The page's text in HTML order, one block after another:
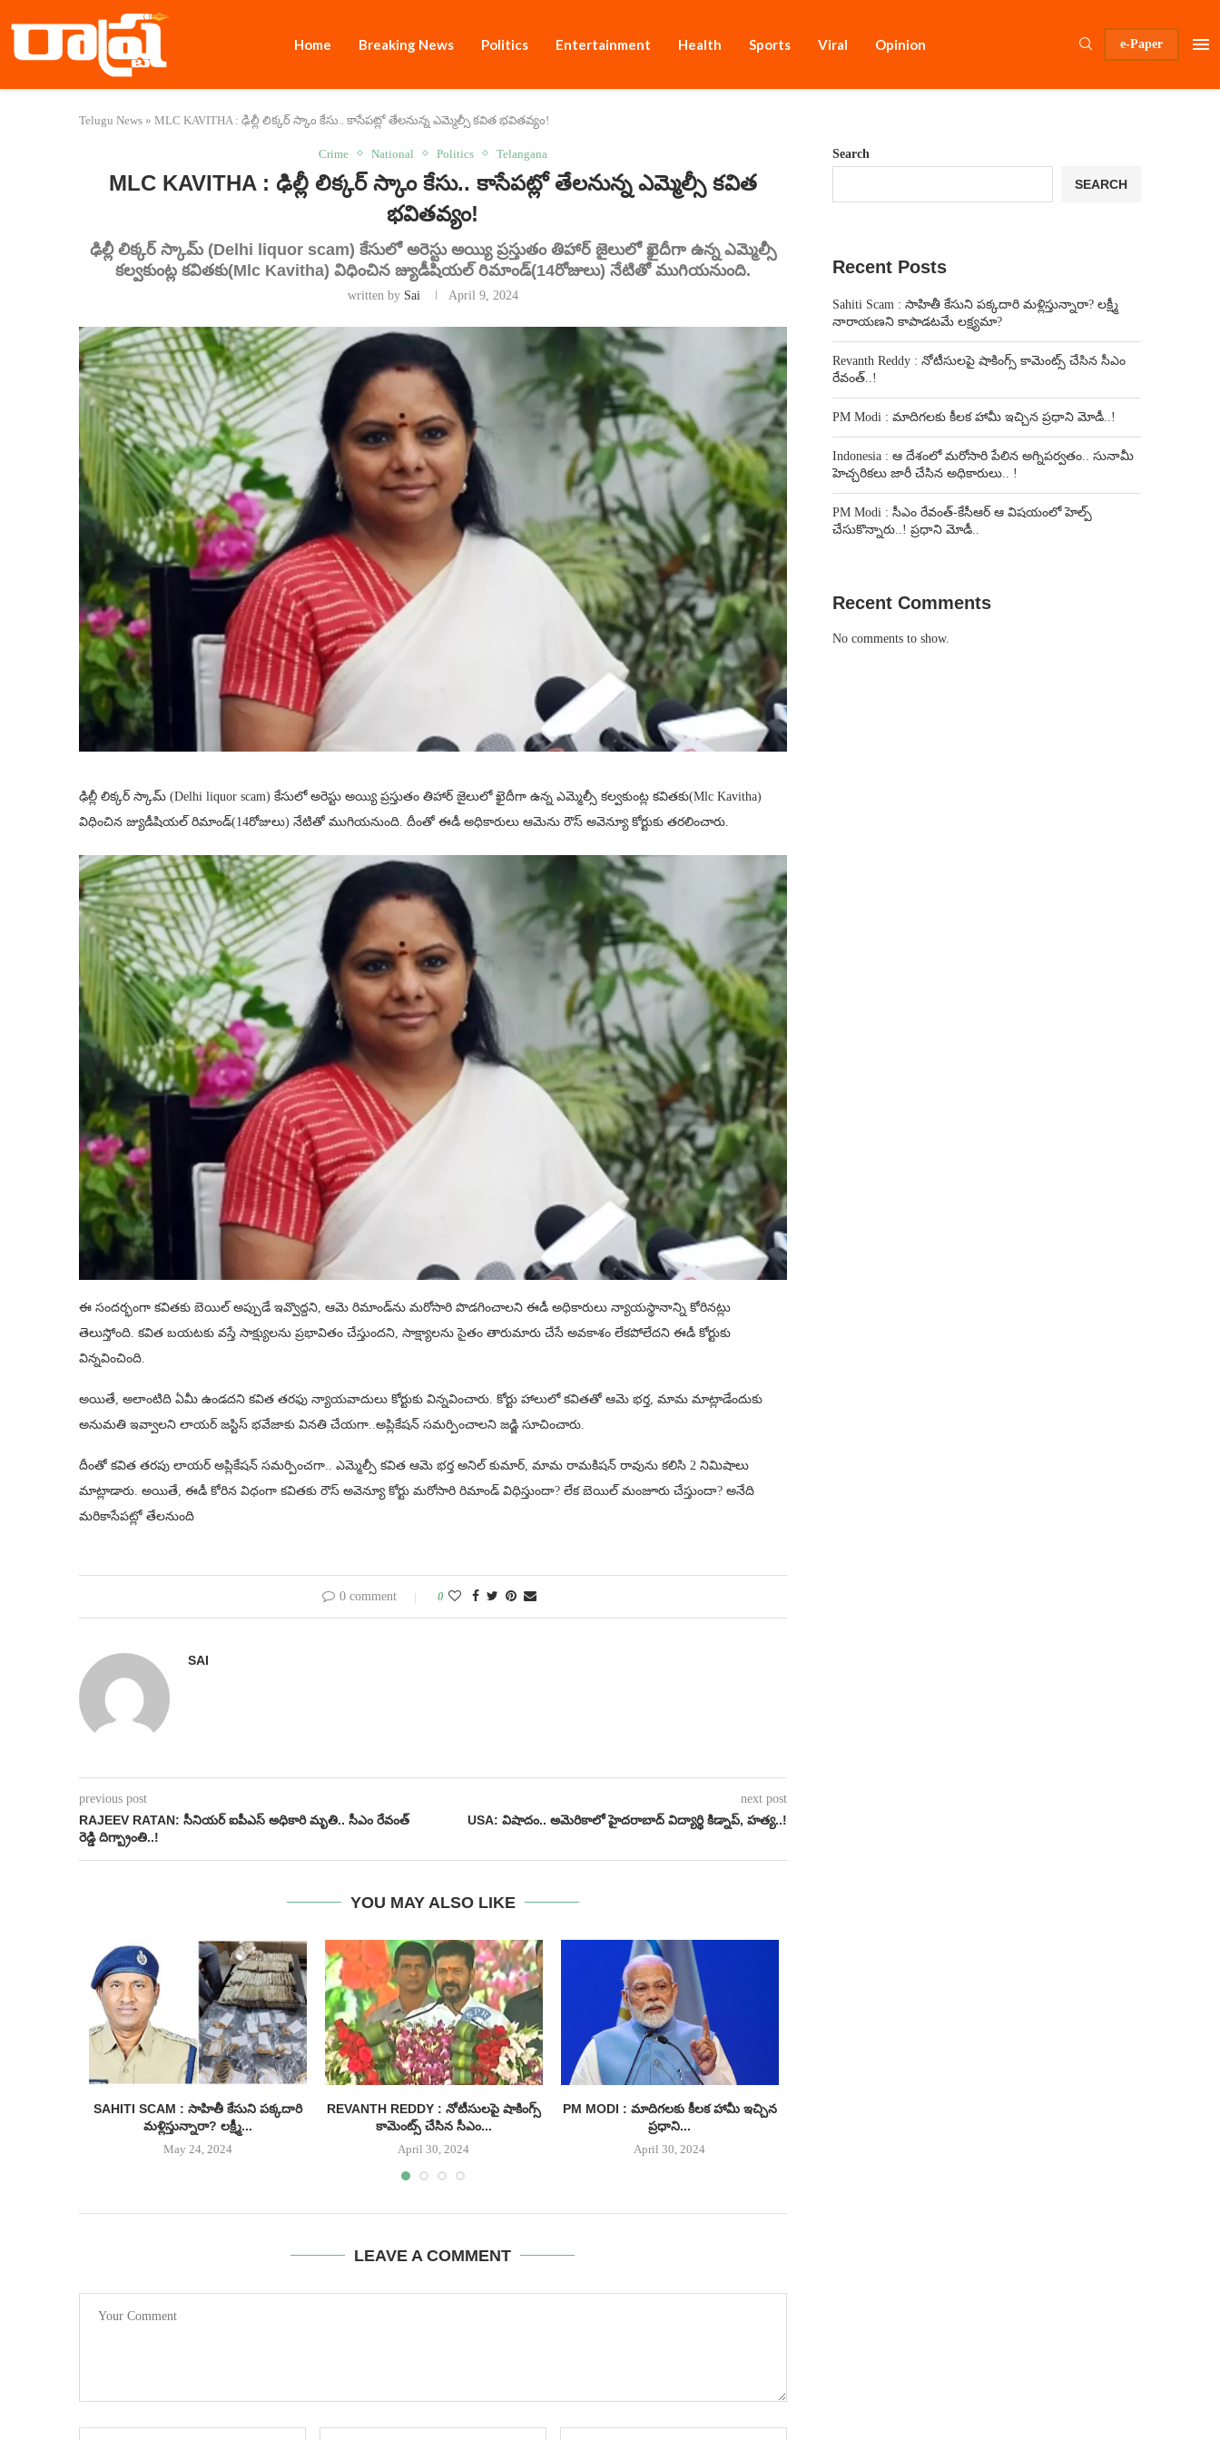
Home Breaking News Politics Entertainment Health Sports Viral Opinion e-Paper
Telugu News » MLC KAVITHA : ఢిల్లీ లిక్కర్ స్కాం కేసు.. కాసేపట్లో తేలనున్న ఎమ్మెల్సీ కవిత భవితవ్యం!
Crime National Politics Telangana
MLC KAVITHA : ఢిల్లీ లిక్కర్ స్కాం కేసు.. కాసేపట్లో తేలనున్న ఎమ్మెల్సీ కవిత
భవితవ్యం!
ఢిల్లీ లిక్కర్ స్కామ్ (Delhi liquor scam) కేసులో అరెస్టు అయ్యి ప్రస్తుతం తిహార్ జైలులో ఖైదీగా ఉన్న ఎమ్మెల్సీ
కల్వకుంట్ల కవితకు(Mlc Kavitha) విధించిన జ్యుడీషియల్ రిమాండ్(14రోజులు) నేటితో ముగియనుంది.
written by Sai April 9, 2024
ఢిల్లీ లిక్కర్ స్కామ్ (Delhi liquor scam) కేసులో అరెస్టు అయ్యి ప్రస్తుతం తిహార్ జైలులో ఖైదీగా ఉన్న ఎమ్మెల్సీ కల్వకుంట్ల కవితకు(Mlc Kavitha)
విధించిన జ్యుడీషియల్ రిమాండ్(14రోజులు) నేటితో ముగియనుంది. దీంతో ఈడీ అధికారులు ఆమెను రౌస్ అవెన్యూ కోర్టుకు తరలించారు.
ఈ సందర్భంగా కవితకు బెయిల్ అప్పుడే ఇవ్వొద్దని, ఆమె రిమాండ్‌ను మరోసారి పొడగించాలని ఈడీ అధికారులు న్యాయస్థానాన్ని కోరినట్లు
తెలుస్తోంది. కవిత బయటకు వస్తే సాక్ష్యులను ప్రభావితం చేస్తుందని, సాక్ష్యాలను సైతం తారుమారు చేసే అవకాశం లేకపోలేదని ఈడీ కోర్టుకు
విన్నవించింది.
అయితే, అలాంటిది ఏమీ ఉండదని కవిత తరఫు న్యాయవాదులు కోర్టుకు విన్నవించారు. కోర్టు హాలులో కవితతో ఆమె భర్త, మామ మాట్లాడేందుకు
అనుమతి ఇవ్వాలని లాయర్ జస్టిస్ భవేజాకు వినతి చేయగా..అప్లికేషన్ సమర్పించాలని జడ్జి సూచించారు.
దీంతో కవిత తరపు లాయర్ అప్లికేషన్ సమర్పించగా.. ఎమ్మెల్సీ కవిత ఆమె భర్త అనిల్ కుమార్, మామ రామకిషన్ రావును కలిసి 2 నిమిషాలు
మాట్లాడారు. అయితే, ఈడీ కోరిన విధంగా కవితకు రౌస్ అవెన్యూ కోర్టు మరోసారి రిమాండ్ విధిస్తుందా? లేక బెయిల్ మంజూరు చేస్తుందా? అనేది
మరికాసేపట్లో తేలనుంది
0 comment 0
SAI
previous post
RAJEEV RATAN: సీనియర్ ఐపీఎస్ అధికారి మృతి.. సీఎం రేవంత్
రెడ్డి దిగ్బ్రాంతి..!
next post
USA: విషాదం.. అమెరికాలో హైదరాబాద్ విద్యార్థి కిడ్నాప్, హత్య..!
YOU MAY ALSO LIKE
SAHITI SCAM : సాహితీ కేసుని పక్కదారి
మళ్లిస్తున్నారా? లక్ష్మీ...
May 24, 2024
REVANTH REDDY : నోటీసులపై షాకింగ్స్
కామెంట్స్ చేసిన సీఎం...
April 30, 2024
PM MODI : మాదిగలకు కీలక హామీ ఇచ్చిన
ప్రధాని...
April 30, 2024
LEAVE A COMMENT
Search
SEARCH
Recent Posts
Sahiti Scam : సాహితీ కేసుని పక్కదారి మళ్లిస్తున్నారా? లక్ష్మీ
నారాయణని కాపాడటమే లక్ష్యమా?
Revanth Reddy : నోటీసులపై షాకింగ్స్ కామెంట్స్ చేసిన సీఎం
రేవంత్..!
PM Modi : మాదిగలకు కీలక హామీ ఇచ్చిన ప్రధాని మోడీ..!
Indonesia : ఆ దేశంలో మరోసారి పేలిన అగ్నిపర్వతం.. సునామీ
హెచ్చరికలు జారీ చేసిన అధికారులు.. !
PM Modi : సీఎం రేవంత్-కేసీఆర్ ఆ విషయంలో హెల్ప్
చేసుకొన్నారు..! ప్రధాని మోడీ..
Recent Comments
No comments to show.